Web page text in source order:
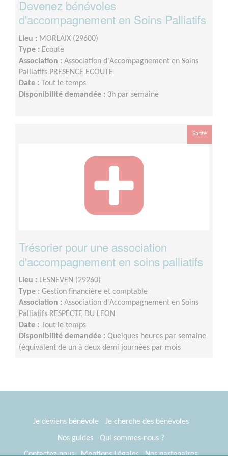
Devenez bénévoles
d'accompagnement en Soins Palliatifs
Lieu : MORLAIX (29600)
Type : Ecoute
Association : Association d'Accompagnement en Soins
Palliatifs PRESENCE ECOUTE
Date :
Tout le temps
Disponibilité demandée : 3h par semaine
Santé
Trésorier pour une association
d'accompagnement en soins palliatifs
Lieu : LESNEVEN (29260)
Type : Gestion financière et comptable
Association : Association d'Accompagnement en Soins
Palliatifs RESPECTE DU LEON
Date :
Tout le temps
Disponibilité demandée : Quelques heures par semaine
(équivalent de un à deux demi journées par mois
Je deviens bénévole
Je cherche des bénévoles
Nos guides
Qui sommes-nous ?